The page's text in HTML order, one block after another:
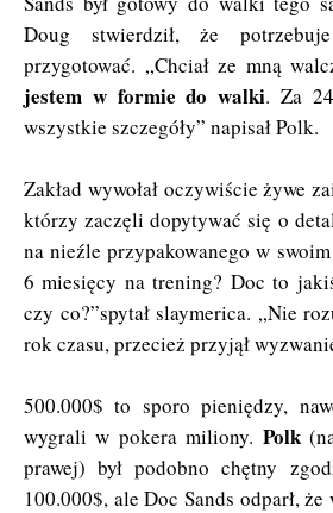
Doug stwierdził, że
przygotować. „Chciał ze mną
jestem w formie do walki. Za
wszystkie szczegóły” napisał Polk.
Zakład wywołał oczywiście żywe
którzy zaczęli dopytywać się o
na nieźle przypakowanego w
6 miesięcy na trening? Doc to
czy co?”spytał slaymerica. „Nie
rok czasu, przecież przyjął
500.000$ to sporo pieniędzy,
wygrali w pokera miliony. Polk
prawej) był podobno chętny
100.000$, ale Doc Sands odparł,